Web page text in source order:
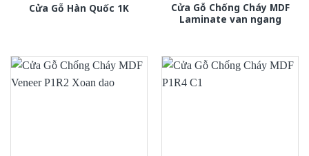
Cửa Gỗ Hàn Quốc 1K
Cửa Gỗ Chống Cháy MDF
Laminate van ngang